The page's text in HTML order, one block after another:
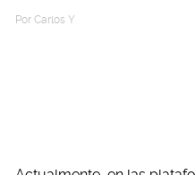
Por Carlos Y